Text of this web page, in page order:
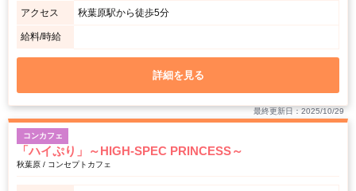
アクセス 秋葉原駅から徒歩5分
給料/時給
詳細を見る
最終更新日：2025/10/29
コンカフェ
「ハイぷり」～HIGH-SPEC PRINCESS～
秋葉原 / コンセプトカフェ